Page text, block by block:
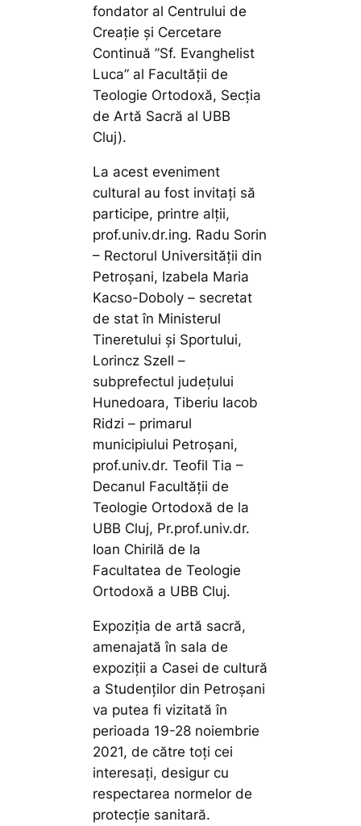
fondator al Centrului de
Creație și Cercetare
Continuă ”Sf. Evanghelist
Luca” al Facultății de
Teologie Ortodoxă, Secția
de Artă Sacră al UBB
Cluj).
La acest eveniment
cultural au fost invitați să
participe, printre alții,
prof.univ.dr.ing. Radu Sorin
– Rectorul Universității din
Petroșani, Izabela Maria
Kacso-Doboly – secretat
de stat în Ministerul
Tineretului și Sportului,
Lorincz Szell –
subprefectul județului
Hunedoara, Tiberiu Iacob
Ridzi – primarul
municipiului Petroșani,
prof.univ.dr. Teofil Tia –
Decanul Facultății de
Teologie Ortodoxă de la
UBB Cluj, Pr.prof.univ.dr.
Ioan Chirilă de la
Facultatea de Teologie
Ortodoxă a UBB Cluj.
Expoziția de artă sacră,
amenajată în sala de
expoziții a Casei de cultură
a Studenților din Petroșani
va putea fi vizitată în
perioada 19-28 noiembrie
2021, de către toți cei
interesați, desigur cu
respectarea normelor de
protecție sanitară.